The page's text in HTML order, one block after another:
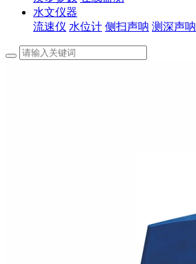
水文仪器
流速仪 水位计 侧扫声呐 测深声呐